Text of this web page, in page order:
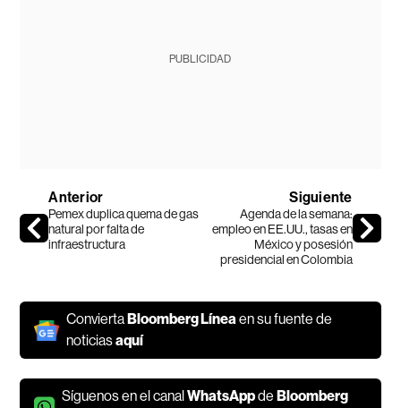
PUBLICIDAD
Anterior
Pemex duplica quema de gas
natural por falta de
infraestructura
Siguiente
Agenda de la semana:
empleo en EE.UU., tasas en
México y posesión
presidencial en Colombia
ConviertaBloomberg Líneaen su fuente de
noticiasaquí
Síguenos en el canalWhatsAppdeBloomberg